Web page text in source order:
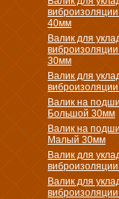
40мм
Валик для
30мм
Валик для
Валик на
Большой 30мм
Валик на
Малый 30мм
Валик для
Валик для